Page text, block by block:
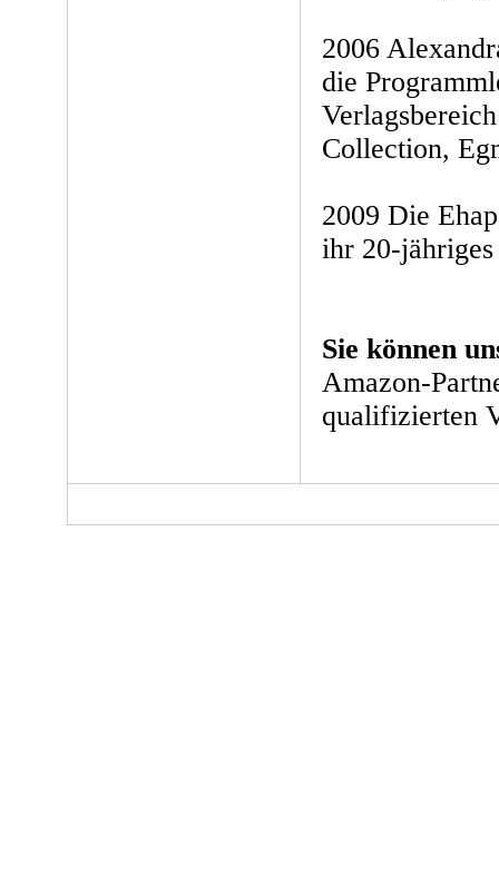
2006
die
Collection,
2009 Die
ihr 20-
Sie können
Amazon-
qualifizierten